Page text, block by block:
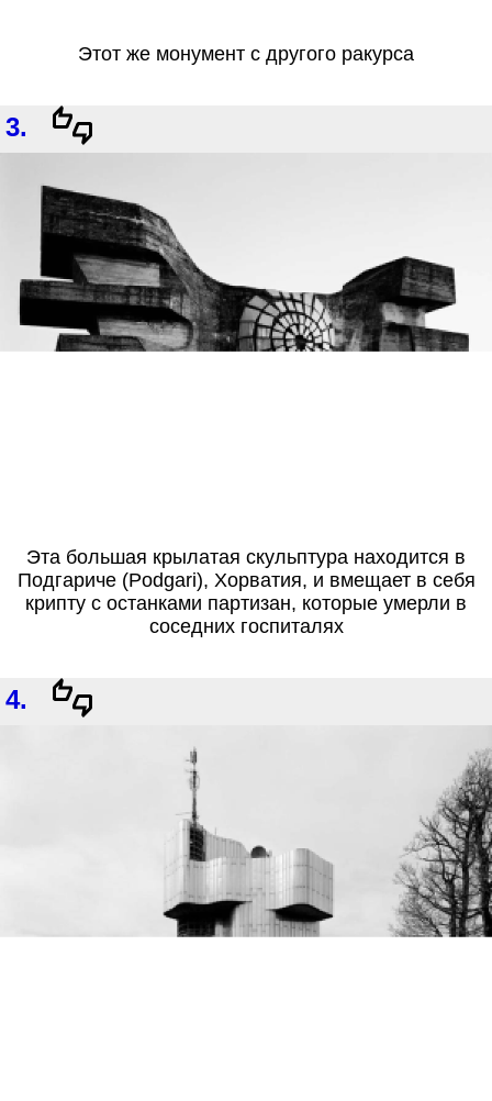
Этот же монумент с другого ракурса
3.
Эта большая крылатая скульптура находится в
Подгариче (Podgari), Хорватия, и вмещает в себя
крипту с останками партизан, которые умерли в
соседних госпиталях
4.